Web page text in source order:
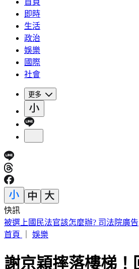
首頁
即時
生活
政治
娛樂
國際
社會
更多
快訊
被選上國民法官該怎麼辦? 司法院廣告
首頁
娛樂
謝京穎摔落樓梯